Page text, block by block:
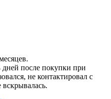
дней после покупки при
не контактировал с